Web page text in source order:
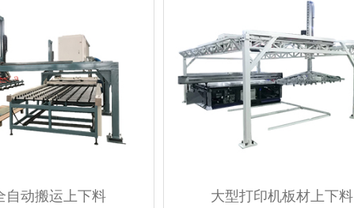
自动搬运上下料 大型打印机板材上下料